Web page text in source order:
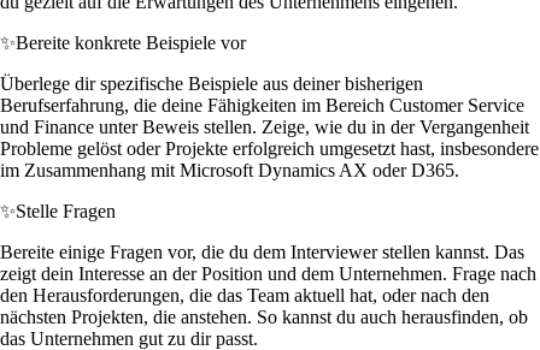
✨Bereite konkrete Beispiele vor
Überlege dir spezifische Beispiele aus deiner bisherigen
Berufserfahrung, die deine Fähigkeiten im Bereich Customer Service
und Finance unter Beweis stellen. Zeige, wie du in der Vergangenheit
Probleme gelöst oder Projekte erfolgreich umgesetzt hast, insbesondere
im Zusammenhang mit Microsoft Dynamics AX oder D365.
✨Stelle Fragen
Bereite einige Fragen vor, die du dem Interviewer stellen kannst. Das
zeigt dein Interesse an der Position und dem Unternehmen. Frage nach
den Herausforderungen, die das Team aktuell hat, oder nach den
nächsten Projekten, die anstehen. So kannst du auch herausfinden, ob
das Unternehmen gut zu dir passt.